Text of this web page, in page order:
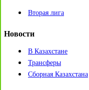
Вторая лига
Новости
В Казахстане
Трансферы
Сборная Казахстана